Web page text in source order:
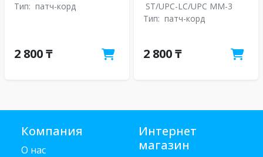
Тип: патч-корд
2 800 ₸
ST/UPC-LC/UPC MM-3
Тип: патч-корд
2 800 ₸
Компания
О нас
Интернет
магазин